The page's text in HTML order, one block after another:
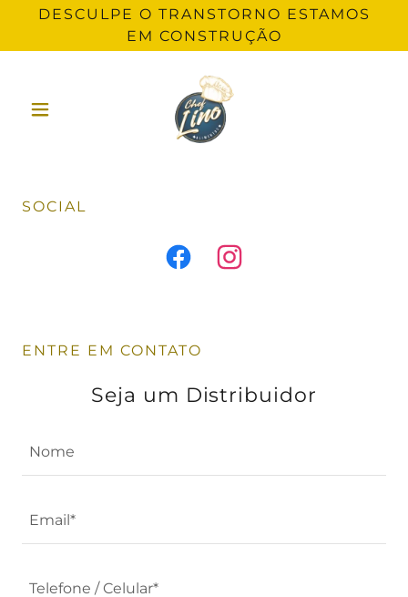
DESCULPE O TRANSTORNO ESTAMOS
EM CONSTRUÇÃO
SOCIAL
ENTRE EM CONTATO
Seja um Distribuidor
Nome
Email*
Telefone / Celular*